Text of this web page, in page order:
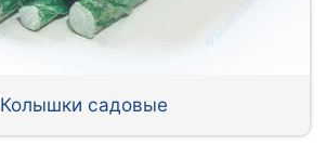
Колышки садовые